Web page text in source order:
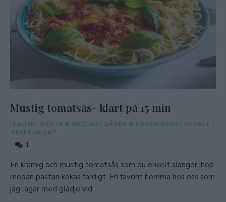
Mustig tomatsås- klart på 15 min
ITALIEN / PASTA & NUDLAR / SÅSER & DRESSINGAR / UTVALT /
VEGETARISKT
1
En krämig och mustig tomatsås som du enkelt slänger ihop
medan pastan kokas färdigt. En favorit hemma hos oss som
jag lagar med glädje vid …